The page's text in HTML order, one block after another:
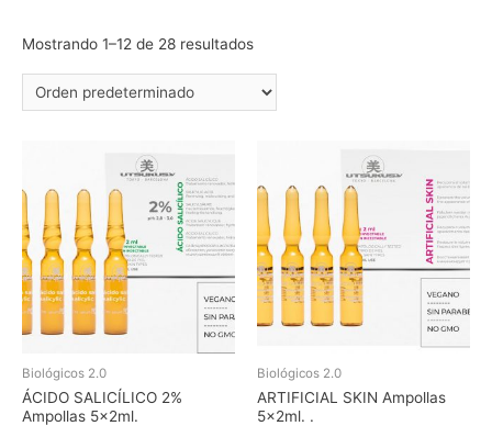
Mostrando 1–12 de 28 resultados
Biológicos 2.0
ÁCIDO SALICÍLICO 2%
Ampollas 5x2ml.
Biológicos 2.0
ARTIFICIAL SKIN Ampollas
5x2ml. .